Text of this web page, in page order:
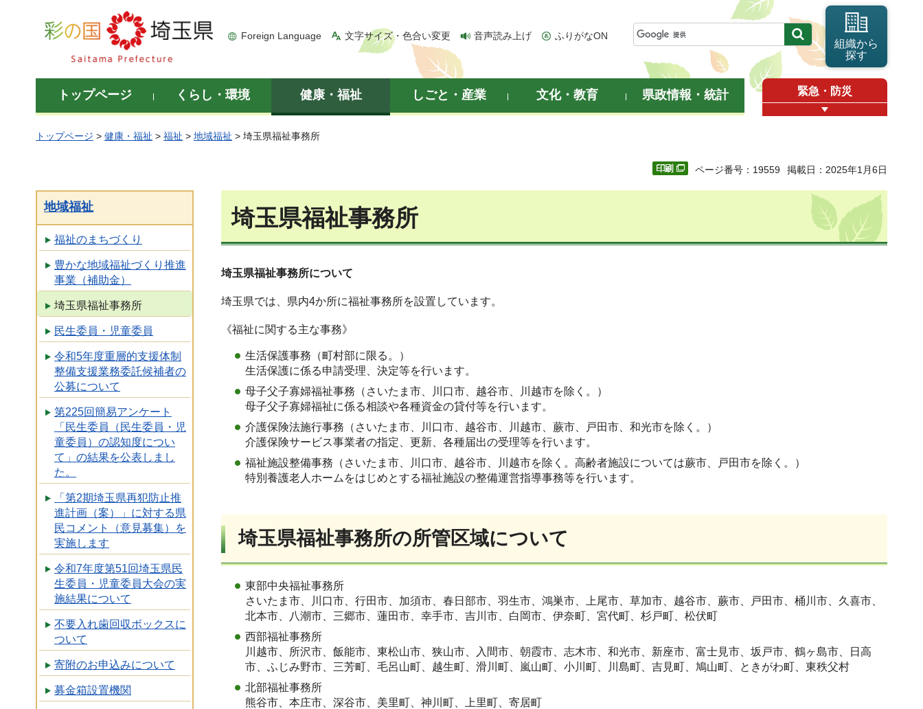
彩の国 埼玉県
Foreign Language 文字サイズ・色合い変更 音声読み上げ ふりがなON
組織から
探す
トップページ くらし・環境 健康・福祉 しごと・産業 文化・教育 県政情報・統計 緊急・防災
トップページ > 健康・福祉 > 福祉 > 地域福祉 > 埼玉県福祉事務所
ページ番号：19559 掲載日：2025年1月6日
地域福祉
福祉のまちづくり
豊かな地域福祉づくり推進
事業（補助金）
埼玉県福祉事務所
民生委員・児童委員
令和5年度重層的支援体制
整備支援業務委託候補者の
公募について
第225回簡易アンケート
「民生委員（民生委員・児
童委員）の認知度につい
て」の結果を公表しまし
た。
「第2期埼玉県再犯防止推
進計画（案）」に対する県
民コメント（意見募集）を
実施します
令和7年度第51回埼玉県民
生委員・児童委員大会の実
施結果について
不要入れ歯回収ボックスに
ついて
寄附のお申込みについて
募金箱設置機関
埼玉県福祉事務所
埼玉県福祉事務所について
埼玉県では、県内4か所に福祉事務所を設置しています。
《福祉に関する主な事務》
生活保護事務（町村部に限る。）
生活保護に係る申請受理、決定等を行います。
母子父子寡婦福祉事務（さいたま市、川口市、越谷市、川越市を除く。）
母子父子寡婦福祉に係る相談や各種資金の貸付等を行います。
介護保険法施行事務（さいたま市、川口市、越谷市、川越市、蕨市、戸田市、和光市を除く。）
介護保険サービス事業者の指定、更新、各種届出の受理等を行います。
福祉施設整備事務（さいたま市、川口市、越谷市、川越市を除く。高齢者施設については蕨市、戸田市を除く。）
特別養護老人ホームをはじめとする福祉施設の整備運営指導事務等を行います。
埼玉県福祉事務所の所管区域について
東部中央福祉事務所
さいたま市、川口市、行田市、加須市、春日部市、羽生市、鴻巣市、上尾市、草加市、越谷市、蕨市、戸田市、桶川市、久喜市、
北本市、八潮市、三郷市、蓮田市、幸手市、吉川市、白岡市、伊奈町、宮代町、杉戸町、松伏町
西部福祉事務所
川越市、所沢市、飯能市、東松山市、狭山市、入間市、朝霞市、志木市、和光市、新座市、富士見市、坂戸市、鶴ヶ島市、日高
市、ふじみ野市、三芳町、毛呂山町、越生町、滑川町、嵐山町、小川町、川島町、吉見町、鳩山町、ときがわ町、東秩父村
北部福祉事務所
熊谷市、本庄市、深谷市、美里町、神川町、上里町、寄居町